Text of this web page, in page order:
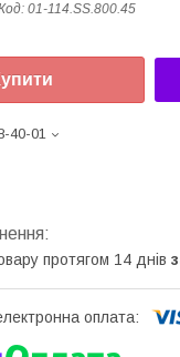
01-114.SS.800.45
40-01
протягом 14 днів